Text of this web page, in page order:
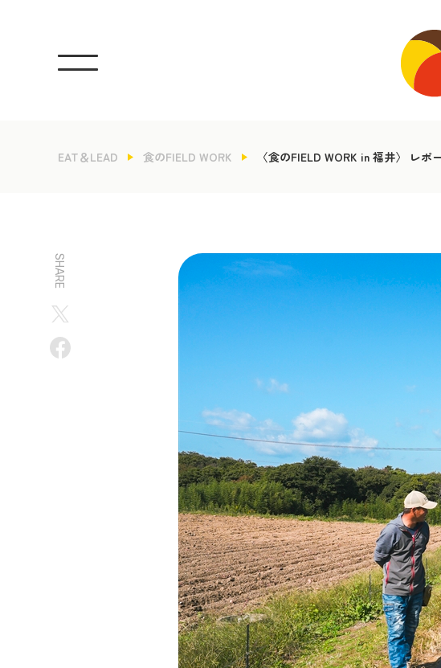
EAT＆LEAD 食のFIELD WORK 〈食のFIELD WORK in 福井〉 レ
SHARE